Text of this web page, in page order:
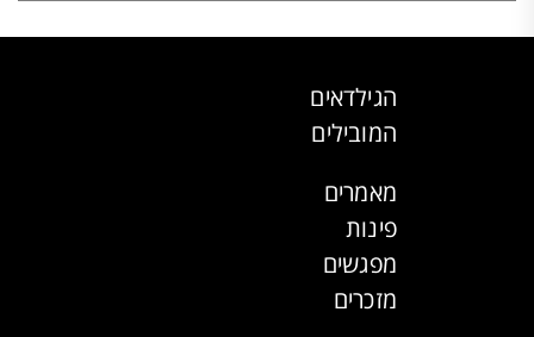
הגילדאים
המובילים
מאמרים
פינות
מפגשים
מזכרים